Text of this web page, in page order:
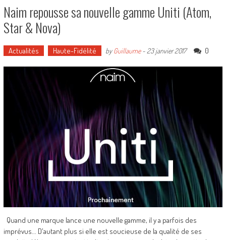
Naim repousse sa nouvelle gamme Uniti (Atom,
Star & Nova)
Actualités Haute-Fidélité byGuillaume- 23 janvier 2017 0
Quand une marque lance une nouvelle gamme, il y a parfois des
imprévus... D'autant plus si elle est soucieuse de la qualité de ses